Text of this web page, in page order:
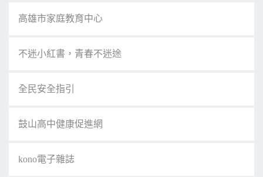
高雄市家庭教育中心
不迷小紅書，青春不迷途
全民安全指引
鼓山高中健康促進網
kono電子雜誌